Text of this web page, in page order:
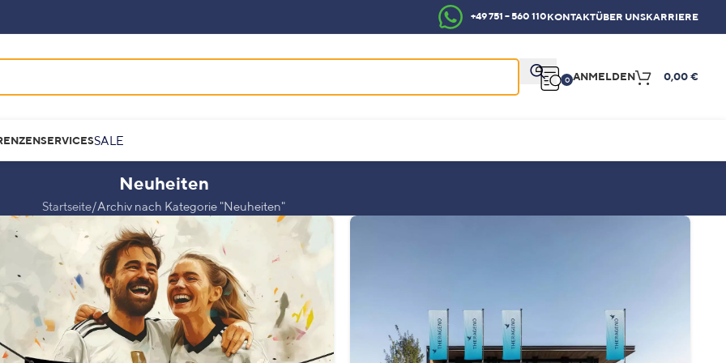
+49 751 – 560 110KONTAKTÜBER UNSKARRIERE
0 ANMELDEN 0,00 €
SERVICESSALE
Neuheiten
Startseite Archiv nach Kategorie "Neuheiten"